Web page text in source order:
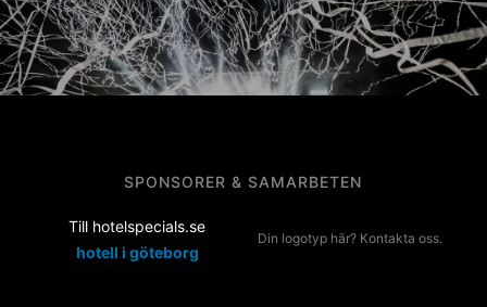
SPONSORER & SAMARBETEN
Till hotelspecials.se
hotell i göteborg
Din logotyp här? Kontakta oss.